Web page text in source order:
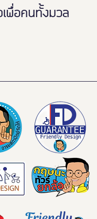
พื่อคนทั้งมวล